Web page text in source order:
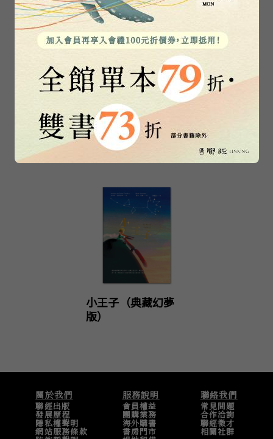
小王子（典藏幻夢版
【首刷加贈「與小王
子相遇」明信片套
組】）
小王子（譯者鄭麗君
珍愛親簽版【首刷加
贈「與小王子相遇」
明信片套組】）
小王子（典藏幻夢
版）
關於我們
聯經出版
發展歷程
隱私權聲明
網站服務條款
服務說明
會員權益
團購業務
海外購書
書房門市
聯絡我們
常見問題
合作洽詢
聯經徵才
相關社群